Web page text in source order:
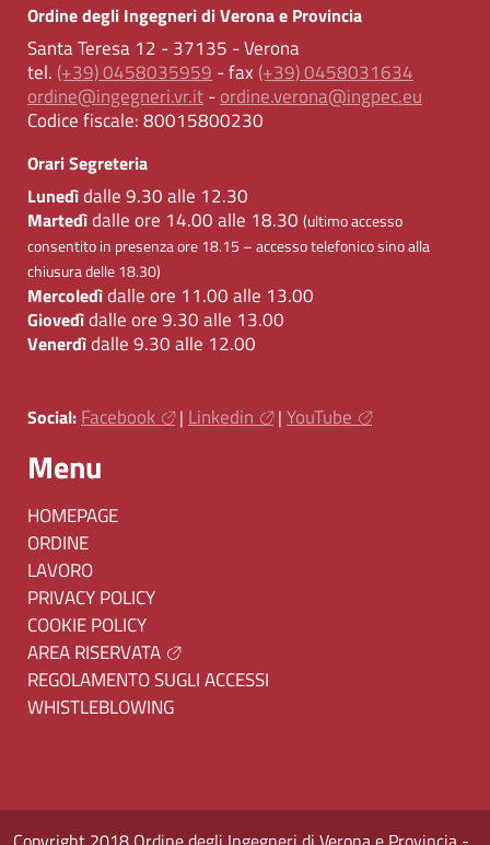
Ordine degli Ingegneri di Verona e Provincia
Santa Teresa 12 - 37135 - Verona
tel. (+39) 0458035959 - fax (+39) 0458031634
ordine@ingegneri.vr.it-ordine.verona@ingpec.eu
Codice fiscale:80015800230
Orari Segreteria
Lunedìdalle 9.30 alle 12.30
Martedìdalle ore 14.00 alle 18.30 (ultimo accesso
consentito in presenza ore 18.15 – accesso telefonico sino alla
chiusura delle 18.30)
Mercoledìdalle ore 11.00 alle 13.00
Giovedìdalle ore 9.30 alle 13.00
Venerdìdalle 9.30 alle 12.00
Social: Facebook | Linkedin | YouTube
Menu
HOMEPAGE
ORDINE
LAVORO
PRIVACY POLICY
COOKIE POLICY
AREA RISERVATA
REGOLAMENTO SUGLI ACCESSI
WHISTLEBLOWING